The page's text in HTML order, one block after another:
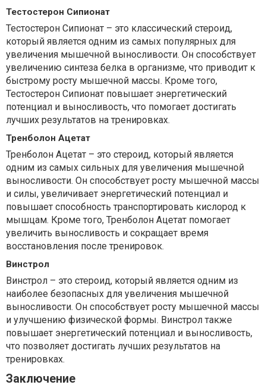
Тестостерон Сипионат
Тестостерон Сипионат – это классический стероид,
который является одним из самых популярных для
увеличения мышечной выносливости. Он способствует
увеличению синтеза белка в организме, что приводит к
быстрому росту мышечной массы. Кроме того,
Тестостерон Сипионат повышает энергетический
потенциал и выносливость, что помогает достигать
лучших результатов на тренировках.
Тренболон Ацетат
Тренболон Ацетат – это стероид, который является
одним из самых сильных для увеличения мышечной
выносливости. Он способствует росту мышечной массы
и силы, увеличивает энергетический потенциал и
повышает способность транспортировать кислород к
мышцам. Кроме того, Тренболон Ацетат помогает
увеличить выносливость и сокращает время
восстановления после тренировок.
Винстрол
Винстрол – это стероид, который является одним из
наиболее безопасных для увеличения мышечной
выносливости. Он способствует росту мышечной массы
и улучшению физической формы. Винстрол также
повышает энергетический потенциал и выносливость,
что позволяет достигать лучших результатов на
тренировках.
Заключение